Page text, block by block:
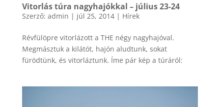
Vitorlás túra nagyhajókkal – július 23-24
Szerző: admin | júl 25, 2014| Hírek
Révfülöpre vitorlázott a THE négy nagyhajóval.
Megmásztuk a kilátót, hajón aludtunk, sokat
fürödtünk, és vitorláztunk. Íme pár kép a túráról: